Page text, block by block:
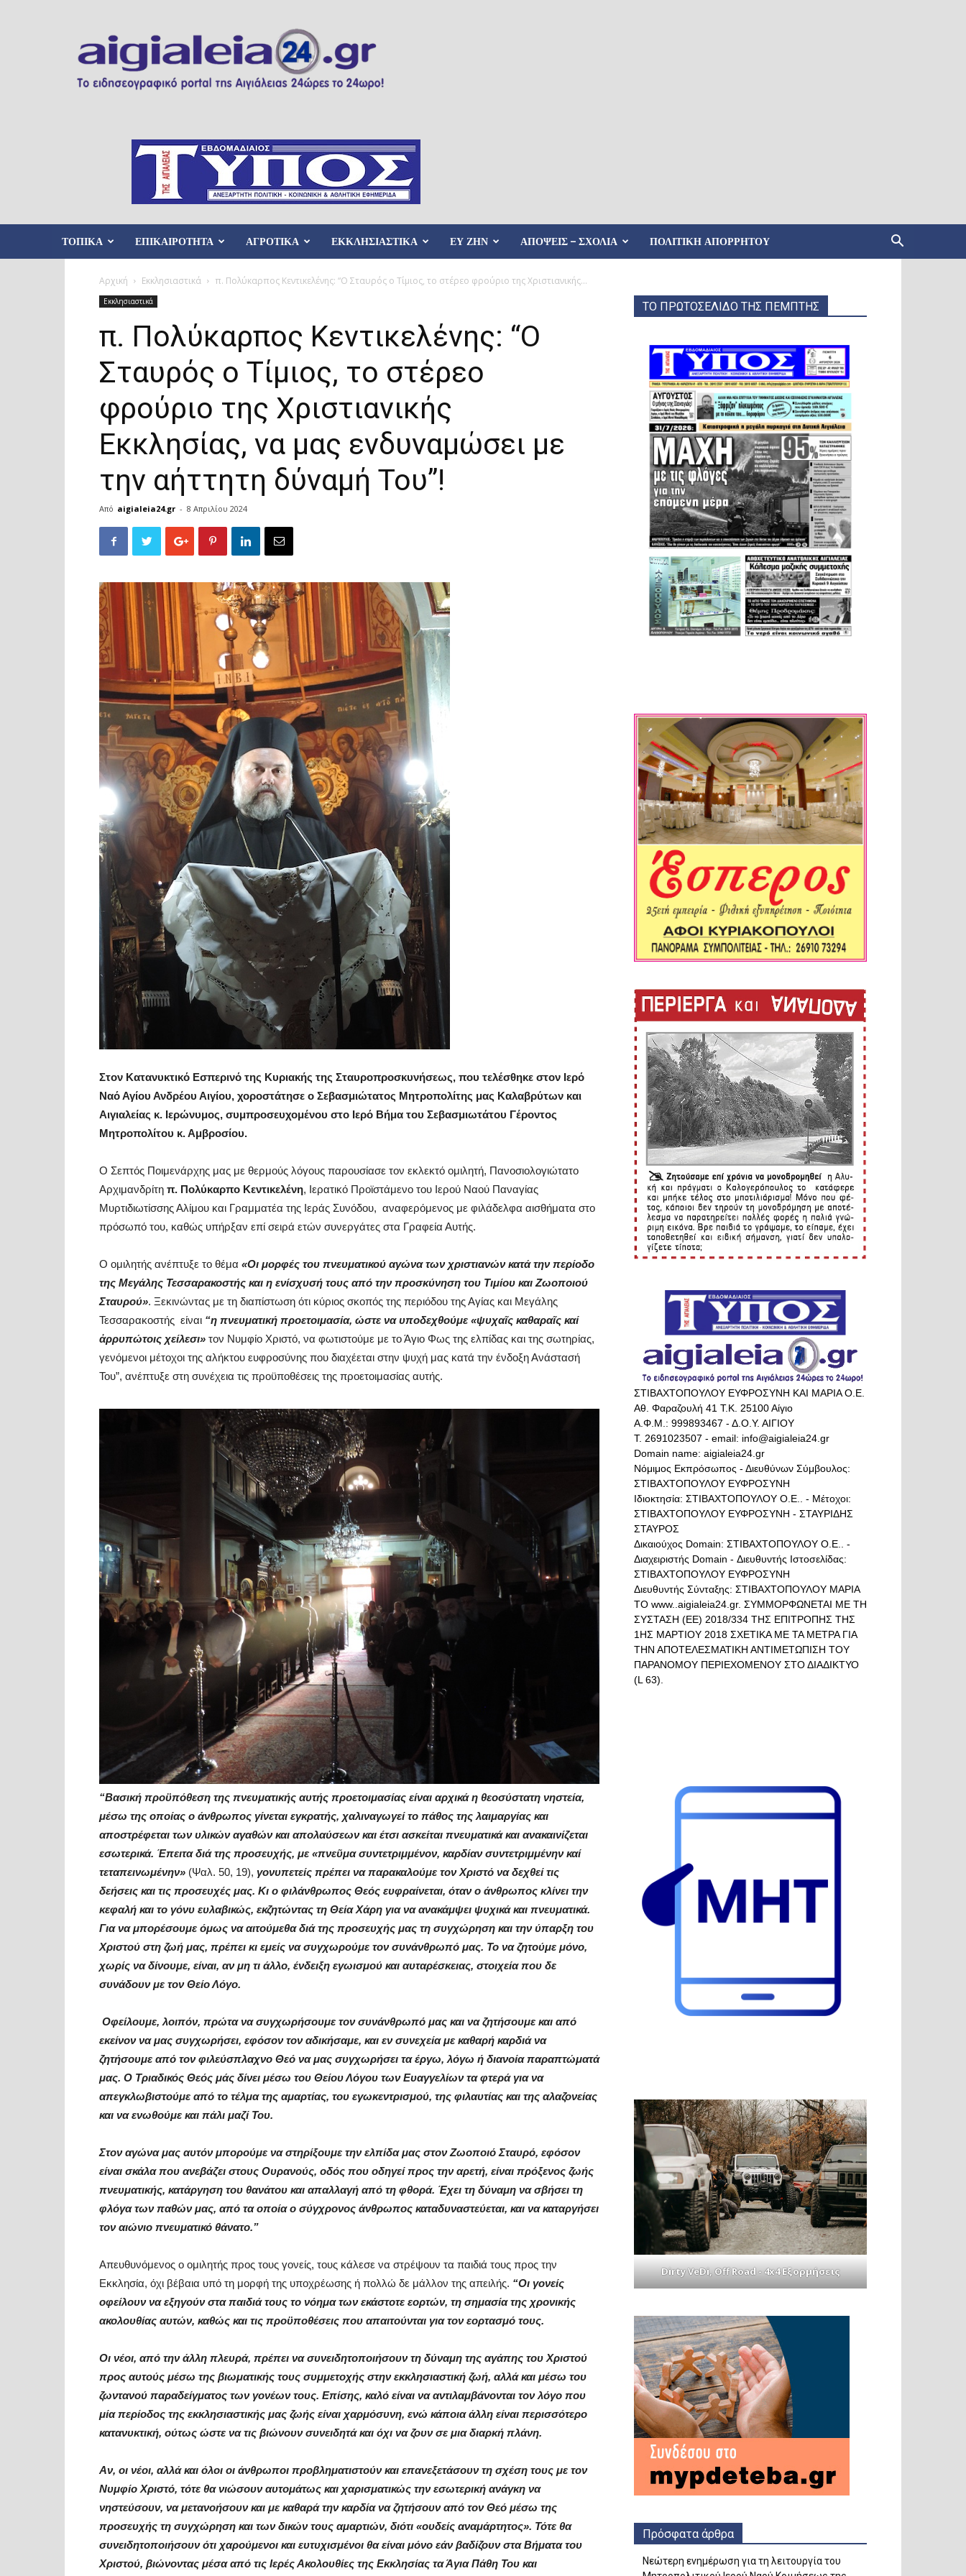
ΤΟΠΙΚΑ ΕΠΙΚΑΙΡΟΤΗΤΑ ΑΓΡΟΤΙΚΑ ΕΚΚΛΗΣΙΑΣΤΙΚΑ ΕΥ ΖΗΝ ΑΠΟΨΕΙΣ – ΣΧΟΛΙΑ ΠΟΛΙΤΙΚΉ ΑΠΟΡΡΉΤΟΥ
Αρχική Εκκλησιαστικά π. Πολύκαρπος Κεντικελένης: “Ο Σταυρός ο Τίμιος, το στέρεο φρούριο της Χριστιανικής...
Εκκλησιαστικά
π. Πολύκαρπος Κεντικελένης: “Ο
Σταυρός ο Τίμιος, το στέρεο
φρούριο της Χριστιανικής
Εκκλησίας, να μας ενδυναμώσει με
την αήττητη δύναμή Του”!
Από aigialeia24.gr - 8 Απριλίου 2024
Στον Κατανυκτικό Εσπερινό της Κυριακής της Σταυροπροσκυνήσεως, που τελέσθηκε στον Ιερό
Ναό Αγίου Ανδρέου Αιγίου, χοροστάτησε ο Σεβασμιώτατος Μητροπολίτης μας Καλαβρύτων και
Αιγιαλείας κ. Ιερώνυμος, συμπροσευχομένου στο Ιερό Βήμα του Σεβασμιωτάτου Γέροντος
Μητροπολίτου κ. Αμβροσίου.
Ο Σεπτός Ποιμενάρχης μας με θερμούς λόγους παρουσίασε τον εκλεκτό ομιλητή, Πανοσιολογιώτατο
Αρχιμανδρίτη π. Πολύκαρπο Κεντικελένη, Ιερατικό Προϊστάμενο του Ιερού Ναού Παναγίας
Μυρτιδιωτίσσης Αλίμου και Γραμματέα της Ιεράς Συνόδου, αναφερόμενος με φιλάδελφα αισθήματα στο
πρόσωπό του, καθώς υπήρξαν επί σειρά ετών συνεργάτες στα Γραφεία Αυτής.
Ο ομιλητής ανέπτυξε το θέμα «Οι μορφές του πνευματικού αγώνα των χριστιανών κατά την περίοδο
της Μεγάλης Τεσσαρακοστής και η ενίσχυσή τους από την προσκύνηση του Τιμίου και Ζωοποιού
Σταυρού». Ξεκινώντας με τη διαπίστωση ότι κύριος σκοπός της περιόδου της Αγίας και Μεγάλης
Τεσσαρακοστής είναι “η πνευματική προετοιμασία, ώστε να υποδεχθούμε «ψυχαῖς καθαραῖς καί
ἀρρυπώτοις χείλεσι» τον Νυμφίο Χριστό, να φωτιστούμε με το Άγιο Φως της ελπίδας και της σωτηρίας,
γενόμενοι μέτοχοι της αλήκτου ευφροσύνης που διαχέεται στην ψυχή μας κατά την ένδοξη Ανάστασή
Του”, ανέπτυξε στη συνέχεια τις προϋποθέσεις της προετοιμασίας αυτής.
“Βασική προϋπόθεση της πνευματικής αυτής προετοιμασίας είναι αρχικά η θεοσύστατη νηστεία,
μέσω της οποίας ο άνθρωπος γίνεται εγκρατής, χαλιναγωγεί το πάθος της λαιμαργίας και
αποστρέφεται των υλικών αγαθών και απολαύσεων και έτσι ασκείται πνευματικά και ανακαινίζεται
εσωτερικά. Έπειτα διά της προσευχής, με «πνεῦμα συντετριμμένον, καρδίαν συντετριμμένην καί
τεταπεινωμένην» (Ψαλ. 50, 19), γονυπετείς πρέπει να παρακαλούμε τον Χριστό να δεχθεί τις
δεήσεις και τις προσευχές μας. Κι ο φιλάνθρωπος Θεός ευφραίνεται, όταν ο άνθρωπος κλίνει την
κεφαλή και το γόνυ ευλαβικώς, εκζητώντας τη Θεία Χάρη για να ανακάμψει ψυχικά και πνευματικά.
Για να μπορέσουμε όμως να αιτούμεθα διά της προσευχής μας τη συγχώρηση και την ύπαρξη του
Χριστού στη ζωή μας, πρέπει κι εμείς να συγχωρούμε τον συνάνθρωπό μας. Το να ζητούμε μόνο,
χωρίς να δίνουμε, είναι, αν μη τι άλλο, ένδειξη εγωισμού και αυταρέσκειας, στοιχεία που δε
συνάδουν με τον Θείο Λόγο.
Οφείλουμε, λοιπόν, πρώτα να συγχωρήσουμε τον συνάνθρωπό μας και να ζητήσουμε και από
εκείνον να μας συγχωρήσει, εφόσον τον αδικήσαμε, και εν συνεχεία με καθαρή καρδιά να
ζητήσουμε από τον φιλεύσπλαχνο Θεό να μας συγχωρήσει τα έργω, λόγω ή διανοία παραπτώματά
μας. Ο Τριαδικός Θεός μάς δίνει μέσω του Θείου Λόγου των Ευαγγελίων τα φτερά για να
απεγκλωβιστούμε από το τέλμα της αμαρτίας, του εγωκεντρισμού, της φιλαυτίας και της αλαζονείας
και να ενωθούμε και πάλι μαζί Του.
Στον αγώνα μας αυτόν μπορούμε να στηρίξουμε την ελπίδα μας στον Ζωοποιό Σταυρό, εφόσον
είναι σκάλα που ανεβάζει στους Ουρανούς, οδός που οδηγεί προς την αρετή, είναι πρόξενος ζωής
πνευματικής, κατάργηση του θανάτου και απαλλαγή από τη φθορά. Έχει τη δύναμη να σβήσει τη
φλόγα των παθών μας, από τα οποία ο σύγχρονος άνθρωπος καταδυναστεύεται, και να καταργήσει
τον αιώνιο πνευματικό θάνατο.”
Απευθυνόμενος ο ομιλητής προς τους γονείς, τους κάλεσε να στρέψουν τα παιδιά τους προς την
Εκκλησία, όχι βέβαια υπό τη μορφή της υποχρέωσης ή πολλώ δε μάλλον της απειλής. “Οι γονείς
οφείλουν να εξηγούν στα παιδιά τους το νόημα των εκάστοτε εορτών, τη σημασία της χρονικής
ακολουθίας αυτών, καθώς και τις προϋποθέσεις που απαιτούνται για τον εορτασμό τους.
Οι νέοι, από την άλλη πλευρά, πρέπει να συνειδητοποιήσουν τη δύναμη της αγάπης του Χριστού
προς αυτούς μέσω της βιωματικής τους συμμετοχής στην εκκλησιαστική ζωή, αλλά και μέσω του
ζωντανού παραδείγματος των γονέων τους. Επίσης, καλό είναι να αντιλαμβάνονται τον λόγο που
μία περίοδος της εκκλησιαστικής μας ζωής είναι χαρμόσυνη, ενώ κάποια άλλη είναι περισσότερο
κατανυκτική, ούτως ώστε να τις βιώνουν συνειδητά και όχι να ζουν σε μια διαρκή πλάνη.
Αν, οι νέοι, αλλά και όλοι οι άνθρωποι προβληματιστούν και επανεξετάσουν τη σχέση τους με τον
Νυμφίο Χριστό, τότε θα νιώσουν αυτομάτως και χαρισματικώς την εσωτερική ανάγκη να
νηστεύσουν, να μετανοήσουν και με καθαρά την καρδία να ζητήσουν από τον Θεό μέσω της
προσευχής τη συγχώρηση και των δικών τους αμαρτιών, διότι «ουδείς αναμάρτητος». Τότε θα
συνειδητοποιήσουν ότι χαρούμενοι και ευτυχισμένοι θα είναι μόνο εάν βαδίζουν στα Βήματα του
Χριστού, βιώνοντας μέσα από τις Ιερές Ακολουθίες της Εκκλησίας τα Άγια Πάθη Του και
ΤΟ ΠΡΩΤΟΣΕΛΙΔΟ ΤΗΣ ΠΕΜΠΤΗΣ
ΣΤΙΒΑΧΤΟΠΟΥΛΟΥ ΕΥΦΡΟΣΥΝΗ ΚΑΙ ΜΑΡΙΑ Ο.Ε.
Αθ. Φαραζουλή 41 Τ.Κ. 25100 Αίγιο
Α.Φ.Μ.: 999893467 - Δ.Ο.Υ. ΑΙΓΙΟΥ
Τ. 2691023507 - email: info@aigialeia24.gr
Domain name: aigialeia24.gr
Νόμιμος Εκπρόσωπος - Διευθύνων Σύμβουλος:
ΣΤΙΒΑΧΤΟΠΟΥΛΟΥ ΕΥΦΡΟΣΥΝΗ
Ιδιοκτησία: ΣΤΙΒΑΧΤΟΠΟΥΛΟΥ Ο.Ε.. - Μέτοχοι:
ΣΤΙΒΑΧΤΟΠΟΥΛΟΥ ΕΥΦΡΟΣΥΝΗ - ΣΤΑΥΡΙΔΗΣ
ΣΤΑΥΡΟΣ
Δικαιούχος Domain: ΣΤΙΒΑΧΤΟΠΟΥΛΟΥ Ο.Ε.. -
Διαχειριστής Domain - Διευθυντής Ιστοσελίδας:
ΣΤΙΒΑΧΤΟΠΟΥΛΟΥ ΕΥΦΡΟΣΥΝΗ
Διευθυντής Σύνταξης: ΣΤΙΒΑΧΤΟΠΟΥΛΟΥ ΜΑΡΙΑ
ΤΟ www..aigialeia24.gr. ΣΥΜΜΟΡΦΩΝΕΤΑΙ ΜΕ ΤΗ
ΣΥΣΤΑΣΗ (ΕΕ) 2018/334 ΤΗΣ ΕΠΙΤΡΟΠΗΣ ΤΗΣ
1ΗΣ ΜΑΡΤΙΟΥ 2018 ΣΧΕΤΙΚΑ ΜΕ ΤΑ ΜΕΤΡΑ ΓΙΑ
ΤΗΝ ΑΠΟΤΕΛΕΣΜΑΤΙΚΗ ΑΝΤΙΜΕΤΩΠΙΣΗ ΤΟΥ
ΠΑΡΑΝΟΜΟΥ ΠΕΡΙΕΧΟΜΕΝΟΥ ΣΤΟ ΔΙΑΔΙΚΤΥΟ
(L 63).
Dirty VeDi, Off Road - 4x4 Εξορμήσεις
Πρόσφατα άρθρα
Νεώτερη ενημέρωση για τη λειτουργία του